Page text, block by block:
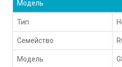
Модель
Тип
Семейство
Модель